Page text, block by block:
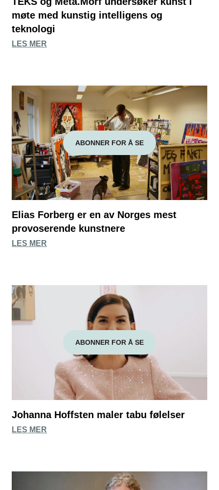
møte med kunstig intelligens og
teknologi
LES MER
ABONNER FOR Å SE
Elias Forberg er en av Norges mest
provoserende kunstnere
LES MER
ABONNER FOR Å SE
Johanna Hoffsten maler tabu følelser
LES MER